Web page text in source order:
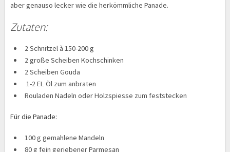
aber genauso lecker wie die herkömmliche Panade.
Zutaten:
2 Schnitzel à 150-200 g
2 große Scheiben Kochschinken
2 Scheiben Gouda
1-2 EL Öl zum anbraten
Rouladen Nadeln oder Holzspiesse zum feststecken
Für die Panade:
100 g gemahlene Mandeln
80 g fein geriebener Parmesan